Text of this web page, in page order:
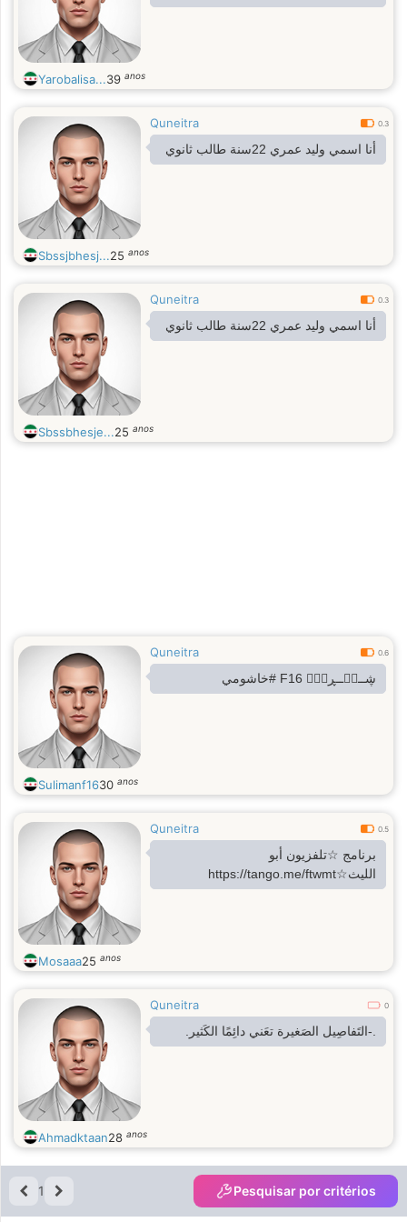
Yarobalisa...39 anos
Quneitra 0.3
أنا اسمي وليد عمري 22سنة طالب ثانوي
Sbssjbhesj...25 anos
Quneitra 0.3
أنا اسمي وليد عمري 22سنة طالب ثانوي
Sbssbhesje...25 anos
Quneitra 0.6
ڜــمۘــڕېْۧ F16 #خاشومي
Sulimanf1630 anos
Quneitra 0.5
برنامج ☆تلفزيون أبو
الليث☆https://tango.me/ftwmt
Mosaaa25 anos
Quneitra 0
.-التَفاصِيل الصَغيرة تعَني دائِمًا الكَثير.
Ahmadktaan28 anos
1 Pesquisar por critérios